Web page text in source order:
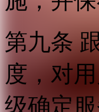
第九条
度，对
级确定